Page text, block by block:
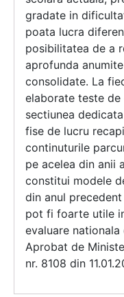
gradate in
poata lucra
posibilitatea de a
aprofunda
consolidate. La
elaborate teste de
sectiunea
fise de lucru
continuturile
pe acelea din anii
constitui modele
din anul
pot fi foarte utile
evaluare
Aprobat de
nr. 8108 din